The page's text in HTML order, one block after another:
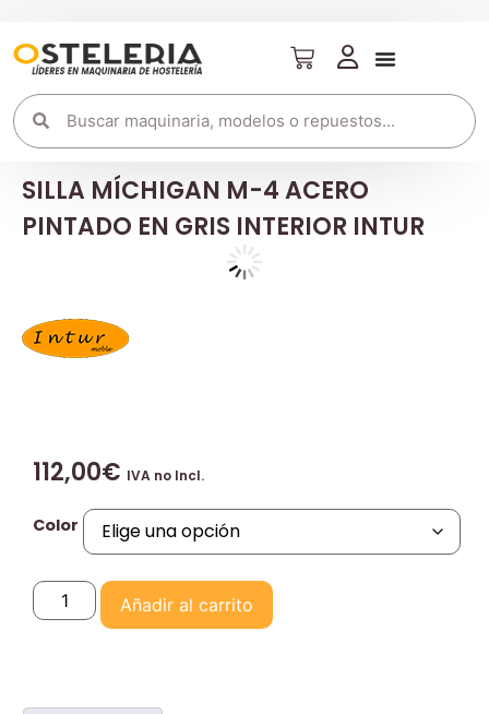
SILLA MÍCHIGAN M-4 ACERO
PINTADO EN GRIS INTERIOR INTUR
112,00€ IVA no Incl.
Color
Añadir al carrito